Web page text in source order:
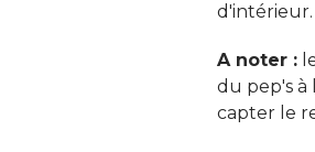
d'intérieur.
A noter :
du pep's à
capter le